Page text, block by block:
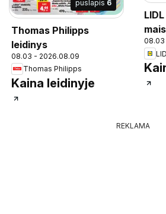
puslapis 6
Thomas Philipps
leidinys
08.03 - 2026.08.09
Thomas Philipps
Kaina leidinyje
08.03
REKLAMA